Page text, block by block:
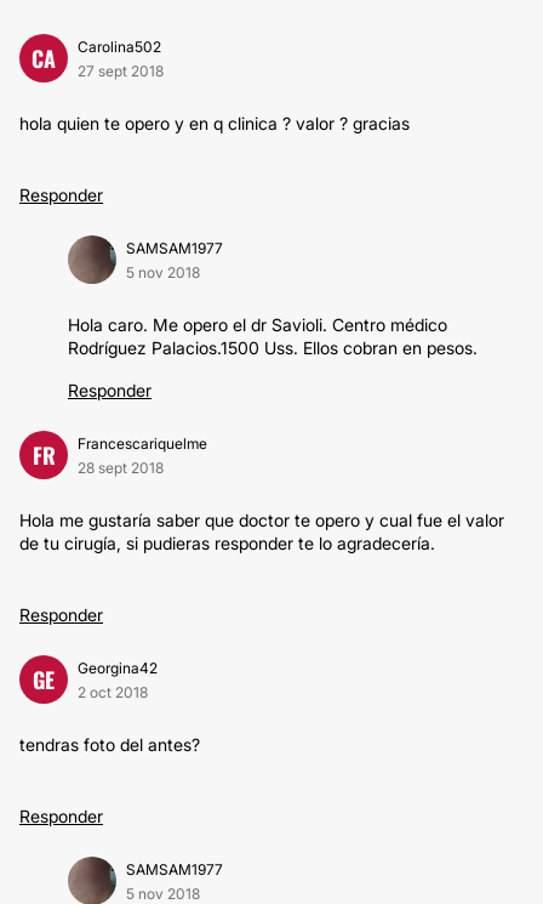
CA
Carolina502
27 sept 2018
hola quien te opero y en q clinica ? valor ? gracias
Responder
SAMSAM1977
5 nov 2018
Hola caro. Me opero el dr Savioli. Centro médico
Rodríguez Palacios.1500 Uss. Ellos cobran en pesos.
Responder
FR
Francescariquelme
28 sept 2018
Hola me gustaría saber que doctor te opero y cual fue el valor
de tu cirugía, si pudieras responder te lo agradecería.
Responder
GE
Georgina42
2 oct 2018
tendras foto del antes?
Responder
SAMSAM1977
5 nov 2018